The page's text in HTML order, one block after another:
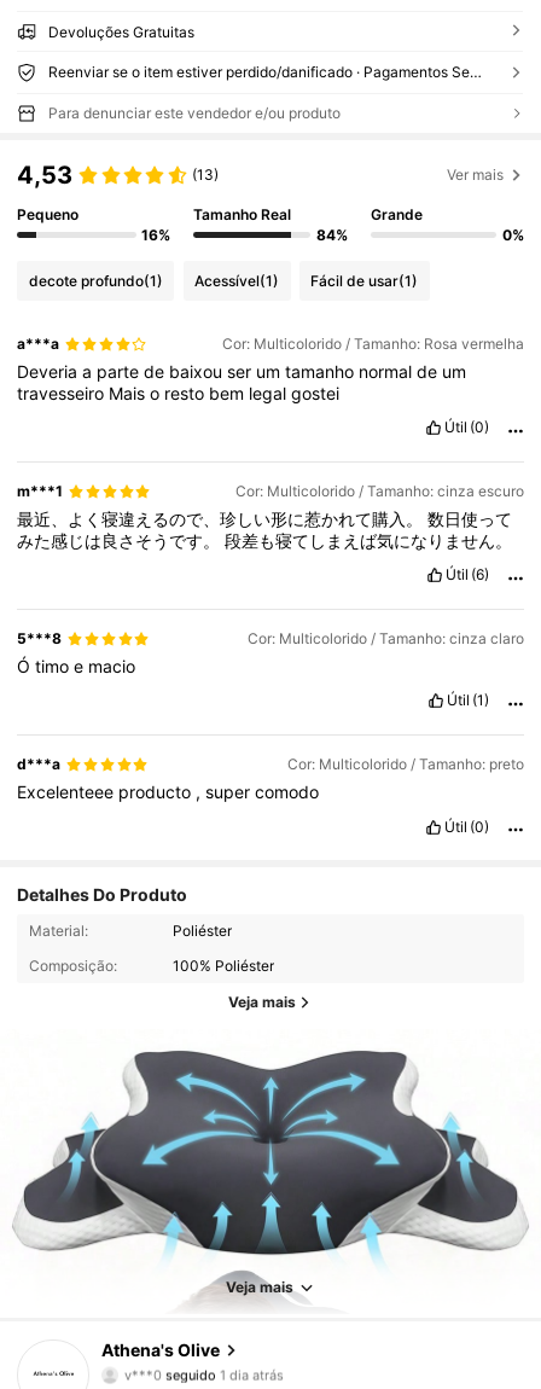
Devoluções Gratuitas
Reenviar se o item estiver perdido/danificado · Pagamentos Seguros · Proteção de privacidade
Para denunciar este vendedor e/ou produto
4,53 (13) Ver mais
Pequeno
16%
Tamanho Real
84%
Grande
0%
decote profundo(1) Acessível(1) Fácil de usar(1)
a***a Cor: Multicolorido / Tamanho: Rosa vermelha
Deveriaa partede baixouser umtamanho normalde um
travesseiro Maiso resto bem legalgostei
Útil (0)
m***1 Cor: Multicolorido / Tamanho: cinza escuro
最近、よく寝違えるので、珍しい形に惹かれて購入。数日使って
みた感じは良さそうです。段差も寝てしまえば気になりません。
Útil (6)
5***8 Cor: Multicolorido / Tamanho: cinza claro
Ótimoe macio
Útil (1)
d***a Cor: Multicolorido / Tamanho: preto
Excelenteee producto ,supercomodo
Útil (0)
Detalhes Do Produto
Material:
Poliéster
Composição:
100% Poliéster
Veja mais
Veja mais
Athena's Olive
4,78
330 Seguidores
330 Seguidores
4,78 330 Seguidores